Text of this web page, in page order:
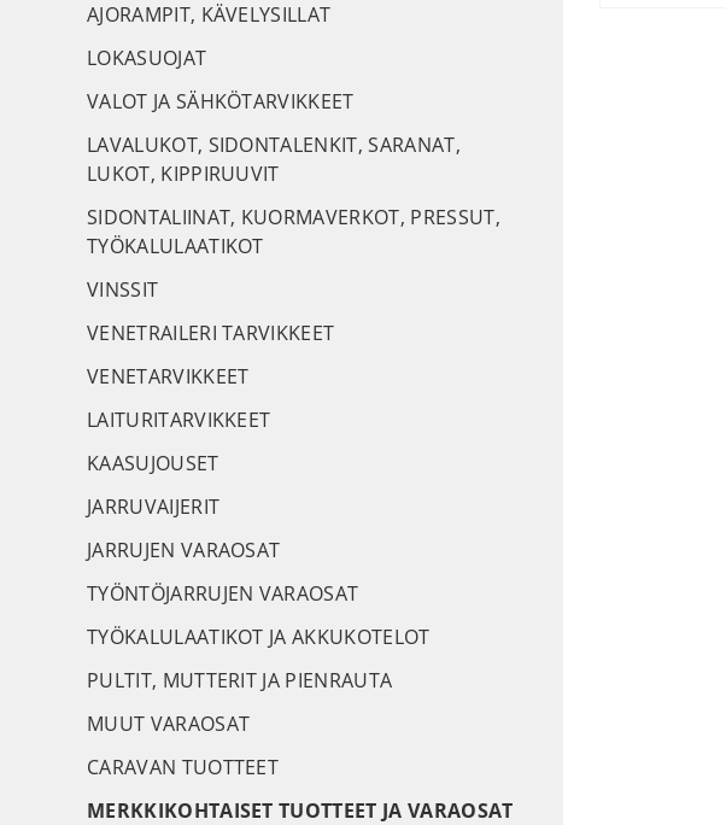
AJORAMPIT, KÄVELYSILLAT
LOKASUOJAT
VALOT JA SÄHKÖTARVIKKEET
LAVALUKOT, SIDONTALENKIT, SARANAT,
LUKOT, KIPPIRUUVIT
SIDONTALIINAT, KUORMAVERKOT, PRESSUT,
TYÖKALULAATIKOT
VINSSIT
VENETRAILERI TARVIKKEET
VENETARVIKKEET
LAITURITARVIKKEET
KAASUJOUSET
JARRUVAIJERIT
JARRUJEN VARAOSAT
TYÖNTÖJARRUJEN VARAOSAT
TYÖKALULAATIKOT JA AKKUKOTELOT
PULTIT, MUTTERIT JA PIENRAUTA
MUUT VARAOSAT
CARAVAN TUOTTEET
MERKKIKOHTAISET TUOTTEET JA VARAOSAT